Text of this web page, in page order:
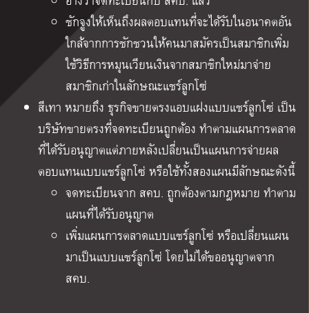
ชักจูงให้เห็นถึงผลตอบแทนที่จะได้รับในอนาคตอัน
ใกล้จากการชักชวนให้คนมาสมัครเป็นสมาชิกเพิ่ม
ใช้วิธีการหมุนเวียนเงินจากสมาชิกใหม่มาจ่าย
สมาชิกเก่าในลักษณะแชร์ลูกโซ่
สีเทา หมายถึง ธุรกิจขายตรงแอบแฝงแบบแชร์ลูกโซ่ เป็น
บริษัทขายตรงที่จดทะเบียนถูกต้อง ทำตามแผนการตลาด
ที่ได้รับอนุญาตแต่ภายหลังเปลี่ยนเป็นแผนการจ่ายผล
ตอบแทนแบบแชร์ลูกโซ่ หรือใช้ทั้งสองแผนมีลักษณะดังนี้
จดทะเบียนจาก สคบ. ถูกต้องตามกฎหมาย ทำตาม
แผนที่ได้รับอนุญาต
เพิ่มแผนการตลาดแบบแชร์ลูกโซ่ หรือเปลี่ยนแผน
มาเป็นแบบแชร์ลูกโซ่ โดยไม่ได้ขออนุญาตจาก
สคบ.